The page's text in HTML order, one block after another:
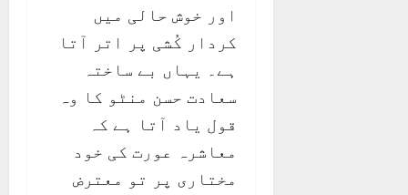
اور خوش حالی میں
کردار کُشی پر اتر آتا
ہے۔ یہاں بے ساختہ
سعادت حسن منٹو کا وہ
قول یاد آتا ہے کہ
معاشرہ عورت کی خود
مختاری پر تو معترض